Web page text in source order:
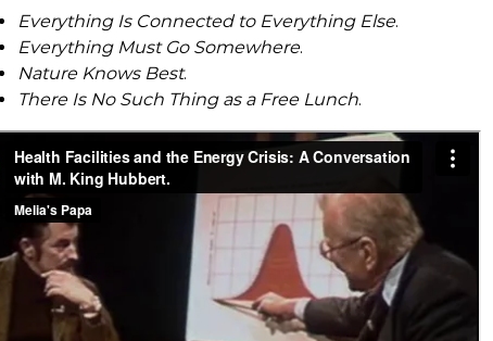
Everything Is Connected to Everything Else.
Everything Must Go Somewhere.
Nature Knows Best.
There Is No Such Thing as a Free Lunch.